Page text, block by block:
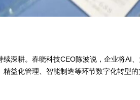
深耕。春晓科技CEO陈波说，企业将AI
益化管理、智能制造等环节数字化转型